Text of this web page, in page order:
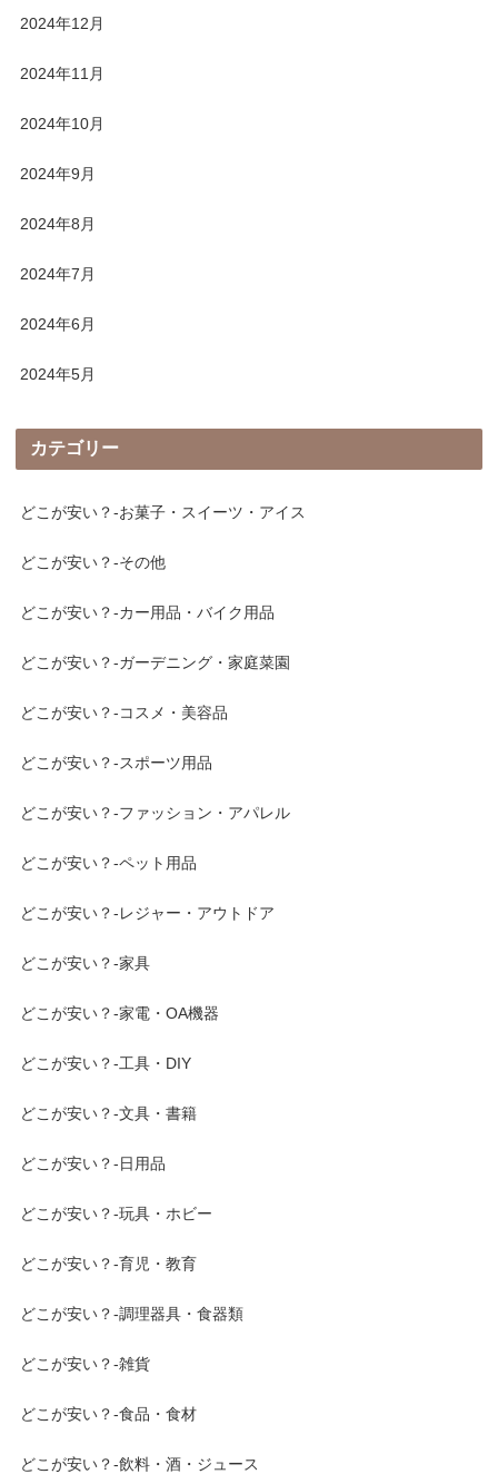
2024年12月
2024年11月
2024年10月
2024年9月
2024年8月
2024年7月
2024年6月
2024年5月
カテゴリー
どこが安い？-お菓子・スイーツ・アイス
どこが安い？-その他
どこが安い？-カー用品・バイク用品
どこが安い？-ガーデニング・家庭菜園
どこが安い？-コスメ・美容品
どこが安い？-スポーツ用品
どこが安い？-ファッション・アパレル
どこが安い？-ペット用品
どこが安い？-レジャー・アウトドア
どこが安い？-家具
どこが安い？-家電・OA機器
どこが安い？-工具・DIY
どこが安い？-文具・書籍
どこが安い？-日用品
どこが安い？-玩具・ホビー
どこが安い？-育児・教育
どこが安い？-調理器具・食器類
どこが安い？-雑貨
どこが安い？-食品・食材
どこが安い？-飲料・酒・ジュース